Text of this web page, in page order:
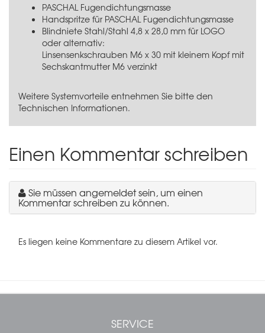
PASCHAL Fugendichtungsmasse
Handspritze für PASCHAL Fugendichtungsmasse
Blindniete Stahl/Stahl 4,8 x 28,0 mm für LOGO
oder alternativ:
Linsensenkschrauben M6 x 30 mit kleinem Kopfmit
Sechskantmutter M6 verzinkt
Weitere Systemvorteile entnehmen Sie bitte den
Technischen Informationen.
Einen Kommentar schreiben
Sie müssen angemeldet sein, um einen
Kommentar schreiben zu können.
Es liegen keine Kommentare zu diesem Artikel vor.
SERVICE